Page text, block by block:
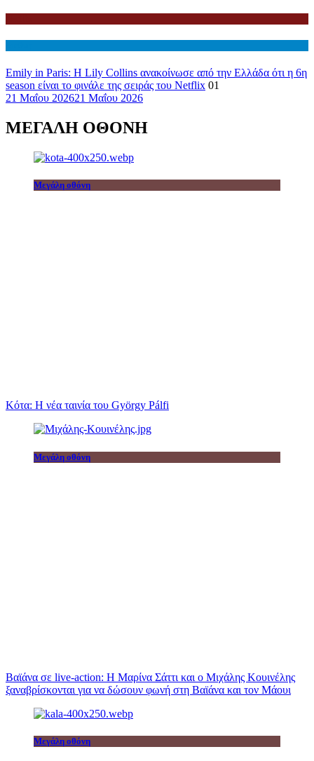
Emily in Paris: Η Lily Collins ανακοίνωσε από την Ελλάδα ότι η 6η
season είναι το φινάλε της σειράς του Netflix 01
21 Μαΐου 202621 Μαΐου 2026
ΜΕΓΑΛΗ ΟΘΟΝΗ
Μεγάλη οθόνη
Κότα: Η νέα ταινία του György Pálfi
Μεγάλη οθόνη
Βαϊάνα σε live-action: Η Μαρίνα Σάττι και ο Μιχάλης Κουινέλης
ξαναβρίσκονται για να δώσουν φωνή στη Βαϊάνα και τον Μάουι
Μεγάλη οθόνη